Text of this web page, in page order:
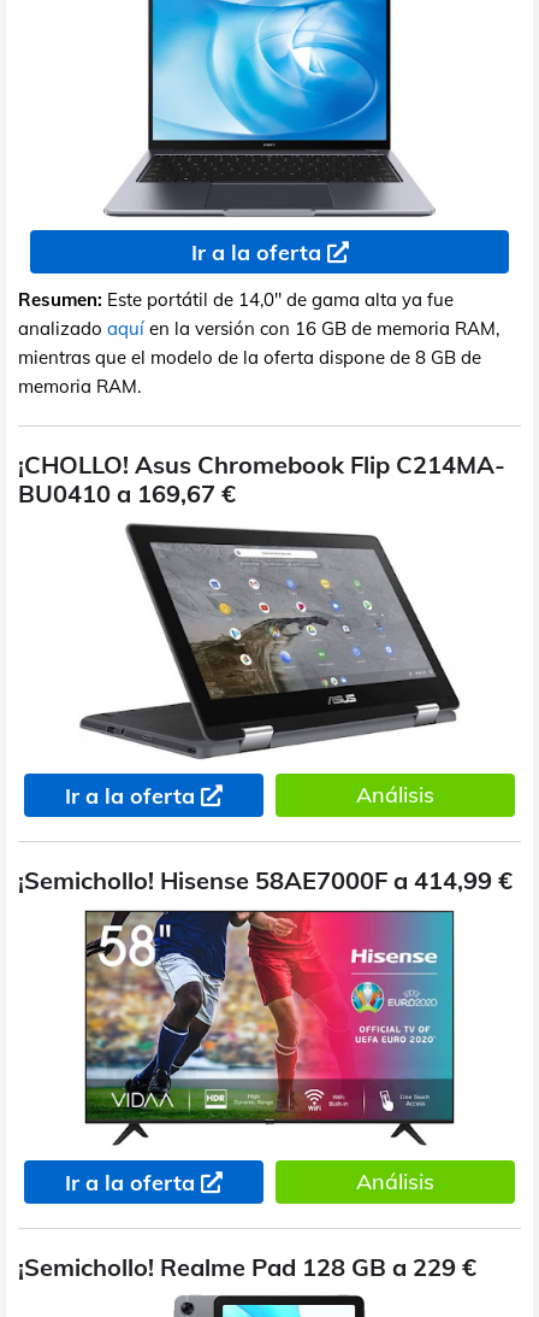
Ir a la oferta
Resumen: Este portátil de 14,0" de gama alta ya fue
analizado aquí en la versión con 16 GB de memoria RAM,
mientras que el modelo de la oferta dispone de 8 GB de
memoria RAM.
¡CHOLLO! Asus Chromebook Flip C214MA-
BU0410 a 169,67 €
Ir a la oferta Análisis
¡Semichollo! Hisense 58AE7000F a 414,99 €
Ir a la oferta Análisis
¡Semichollo! Realme Pad 128 GB a 229 €